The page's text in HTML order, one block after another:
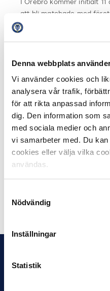
Denna webbplats
Vi använder cookies och
analysera vår trafik,
för att rikta anpassad
dig. Den information som
med sociala medier och
vi samarbeter med. Du
cookies eller välja vilka
användas.
Nödvändig
Inställningar
Statistik
I Örebro kommer initialt
att bli matchade med
nätverk. Företagen
anställningar eller vidare
– Vi ser framemot att
följa utvecklingen av
för att hjälpa personer
ifrån arbetsmarknaden
inspiration för att komma
säger Maja Söderlund,
Arbetsförmedlingen
Läs mer på Örebro SK:s
Dela på Facebook